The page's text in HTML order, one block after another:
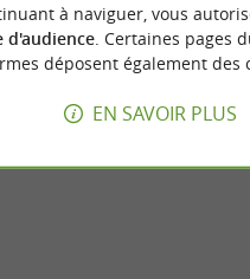
à naviguer, vous
d'audience. Certaines pages
déposent également des
EN SAVOIR PLUS